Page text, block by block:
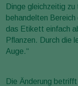
Dinge gleichzeitig
behandelten
das Etikett einfach
Pflanzen. Durch die
Auge.“
Die Änderung